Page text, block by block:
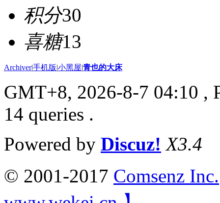
积分30
喜糖13
Archiver|手机版|小黑屋|青也的大床
GMT+8, 2026-8-7 04:10 ,
14 queries .
Powered by Discuz! X3.4
© 2001-2017 Comsenz Inc.